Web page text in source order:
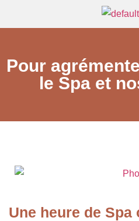
Pour
le Spa et
Une heure de Spa